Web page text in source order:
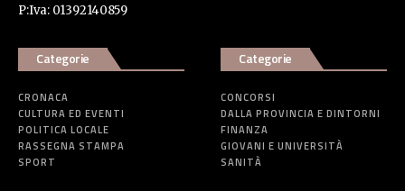
P:Iva: 01392140859
Categorie
CRONACA
CULTURA ED EVENTI
POLITICA LOCALE
RASSEGNA STAMPA
SPORT
Categorie
CONCORSI
DALLA PROVINCIA E DINTORNI
FINANZA
GIOVANI E UNIVERSITÀ
SANITÀ